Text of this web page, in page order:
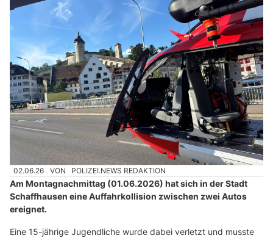
02.06.26 VON POLIZEI.NEWS REDAKTION
Am Montagnachmittag (01.06.2026) hat sich in der Stadt
Schaffhausen eine Auffahrkollision zwischen zwei Autos
ereignet.
Eine 15-jährige Jugendliche wurde dabei verletzt und musste